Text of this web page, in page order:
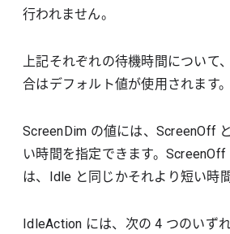
行われません。
上記それぞれの待機時間について
合はデフォルト値が使用されます。
ScreenDim の値には、ScreenOff
い時間を指定できます。
は、Idle と同じかそれより短い時
IdleAction には、次の 4 つのいず